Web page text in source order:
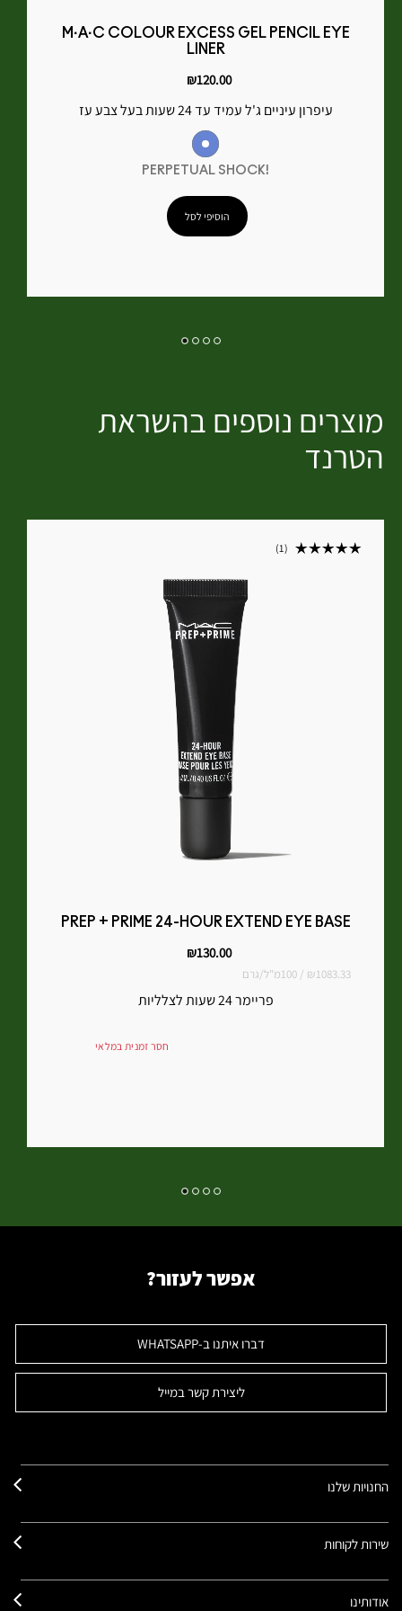
M·A·C COLOUR EXCESS GEL PENCIL EYE
LINER
₪120.00
עיפרון עיניים ג'ל עמיד עד 24 שעות בעל צבע עז
!PERPETUAL SHOCK
הוסיפי לסל
מוצרים נוספים בהשראת
הטרנד
1
PREP + PRIME 24-HOUR EXTEND EYE BASE
₪130.00
₪1083.33 / 100מ"ל/גרם
פריימר 24 שעות לצלליות
חסר זמנית במלאי
אפשר לעזור?
דברו איתנו ב-WHATSAPP
ליצירת קשר במייל
החנויות שלנו
שירות לקוחות
אודותינו